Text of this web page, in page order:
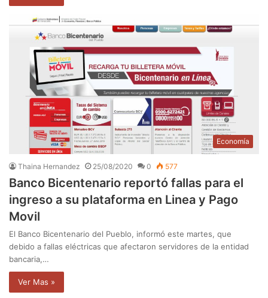
Economía
Thaina Hernandez 25/08/2020 0 577
Banco Bicentenario reportó fallas para el
ingreso a su plataforma en Linea y Pago
Movil
El Banco Bicentenario del Pueblo, informó este martes, que
debido a fallas eléctricas que afectaron servidores de la entidad
bancaria,…
Ver Mas »